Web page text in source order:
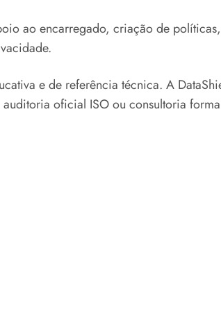
ao encarregado, criação de
e de referência técnica. A
oficial ISO ou consultoria